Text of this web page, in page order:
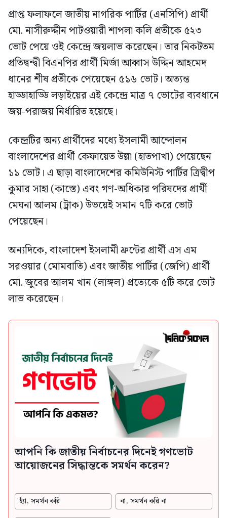
প্রাপ্ত ফলাফলে জাতীয় নাগরিক পার্টির (এনসিপি) প্রার্থী
মো. নাসীরুদ্দীন পাটওয়ারী শাপলা কলি প্রতীকে ৫২৩
ভোট পেয়ে ওই কেন্দ্রে জয়লাভ করেছেন। তার নিকটতম
প্রতিদ্বন্দ্বী বিএনপির প্রার্থী মির্জা আব্বাস উদ্দিন আহমেদ
ধানের শীষ প্রতীকে পেয়েছেন ৫১৬ ভোট। অত্যন্ত
হাড্ডাহাড্ডি লড়াইয়ের এই কেন্দ্রে মাত্র ৭ ভোটের ব্যবধানে
জয়-পরাজয় নির্ধারিত হয়েছে।
কেন্দ্রটির অন্য প্রার্থীদের মধ্যে ইসলামী আন্দোলন
বাংলাদেশের প্রার্থী কেফায়েত উল্লা (হাতপাখা) পেয়েছেন
১১ ভোট। এ ছাড়া বাংলাদেশের কমিউনিস্ট পার্টির ত্রিদ্বীপ
কুমার সাহা (কাস্তে) এবং গণ-অধিকার পরিষদের প্রার্থী
মেঘনা আলম (ট্রাক) উভয়েই সমান ৭টি করে ভোট
পেয়েছেন।
অন্যদিকে, বাংলাদেশ ইসলামী ফ্রন্টের প্রার্থী এস এম
সরওয়ার (মোমবাতি) এবং জাতীয় পার্টির (জেপি) প্রার্থী
মো. জুবের আলম খান (লাঙ্গল) প্রত্যেকে ৫টি করে ভোট
লাভ করেছেন।
আপনি কি জাতীয় নির্বাচনের দিনেই গণভোট
আয়োজনের সিদ্ধান্তকে সমর্থন করেন?
হ্যাঁ, সমর্থন করি না, সমর্থন করি না